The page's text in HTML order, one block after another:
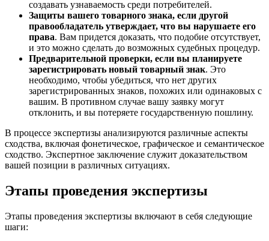
создавать узнаваемость среди потребителей.
Защиты вашего товарного знака, если другой
правообладатель утверждает, что вы нарушаете его
права. Вам придется доказать, что подобие отсутствует,
и это можно сделать до возможных судебных процедур.
Предварительной проверки, если вы планируете
зарегистрировать новый товарный знак. Это
необходимо, чтобы убедиться, что нет других
зарегистрированных знаков, похожих или одинаковых с
вашим. В противном случае вашу заявку могут
отклонить, и вы потеряете государственную пошлину.
В процессе экспертизы анализируются различные аспекты
сходства, включая фонетическое, графическое и семантическое
сходство. Экспертное заключение служит доказательством
вашей позиции в различных ситуациях.
Этапы проведения экспертизы
Этапы проведения экспертизы включают в себя следующие
шаги: